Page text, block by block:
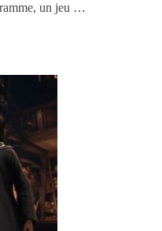
un jeu …